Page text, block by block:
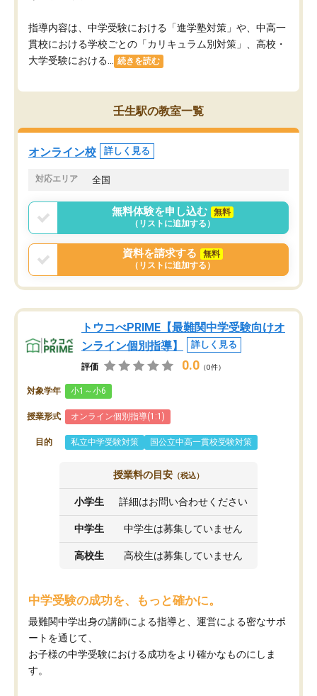
指導内容は、中学受験における「進学塾対策」や、中高一
貫校における学校ごとの「カリキュラム別対策」、高校・
大学受験における...
続きを読む
壬生駅の教室一覧
オンライン校 詳しく見る
対応エリア 全国
無料体験を申し込む
無料
（リストに追加する）
資料を請求する
無料
（リストに追加する）
トウコべPRIME【最難関中学受験向けオ
ンライン個別指導】
詳しく見る
評価 0.0 （0件）
対象学年 小1～小6
授業形式 オンライン個別指導(1:1)
目的 私立中学受験対策 国公立中高一貫校受験対策
授業料の目安 （税込）
小学生 詳細はお問い合わせください
中学生 中学生は募集していません
高校生 高校生は募集していません
中学受験の成功を、もっと確かに。
最難関中学出身の講師による指導と、運営による密なサポ
ートを通じて、
お子様の中学受験における成功をより確かなものにしま
す。